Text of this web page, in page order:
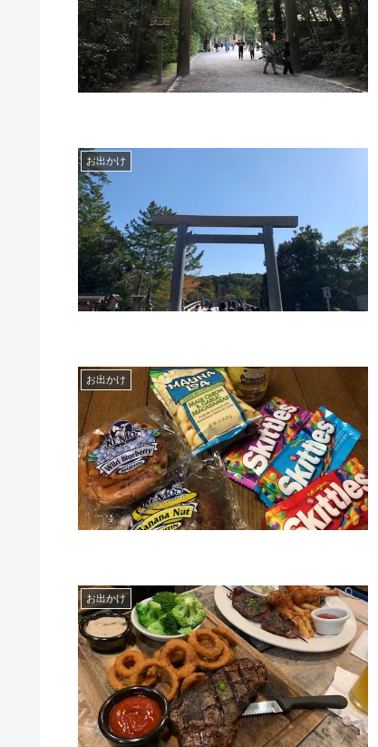
お出かけ
お出かけ
お出かけ